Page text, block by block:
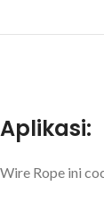
Aplikasi:
Wire Rope ini